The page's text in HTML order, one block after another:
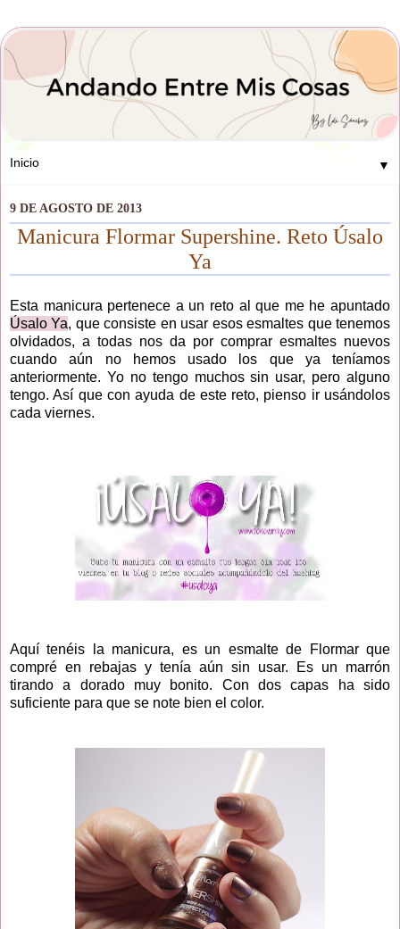
▼
9 DE AGOSTO DE 2013
Manicura Flormar Supershine. Reto Úsalo
Ya
Esta manicura pertenece a un reto al que me he apuntado
Úsalo Ya, que consiste en usar esos esmaltes que tenemos
olvidados, a todas nos da por comprar esmaltes nuevos
cuando aún no hemos usado los que ya teníamos
anteriormente. Yo no tengo muchos sin usar, pero alguno
tengo. Así que con ayuda de este reto, pienso ir usándolos
cada viernes.
Aquí tenéis la manicura, es un esmalte de Flormar que
compré en rebajas y tenía aún sin usar. Es un marrón
tirando a dorado muy bonito. Con dos capas ha sido
suficiente para que se note bien el color.